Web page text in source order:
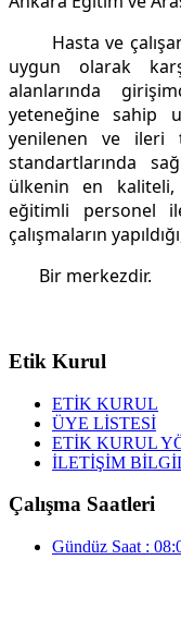
Hasta ve çalışan
uygun olarak
alanlarında
yeteneğine sahip
yenilenen ve ileri
standartlarında
ülkenin en
eğitimli personel
çalışmaların
Bir merkezdir.
Etik Kurul
ETİK KURUL
ÜYE LİSTESİ
ETİK KURUL
İLETİŞİM
Çalışma Saatleri
Gündüz Saat :